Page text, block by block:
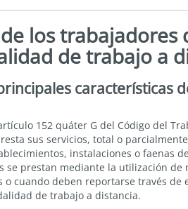
los trabajadores
de trabajo a
características
152 quáter G del Código del
sus servicios, total o
instalaciones o faenas
se prestan mediante la utilización de
o cuando deben reportarse través de
de trabajo a distancia.